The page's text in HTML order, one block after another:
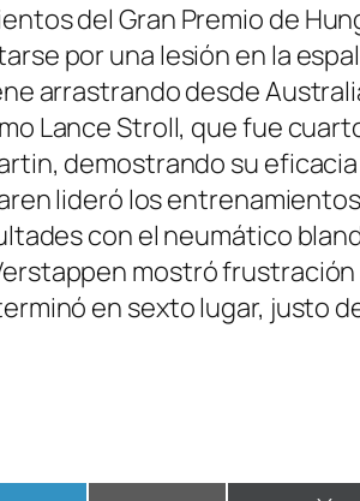
del Gran Premio de
por una lesión en la
arrastrando desde
Lance Stroll, que fue
demostrando su
lideró los
con el neumático
mostró frustración
en sexto lugar, justo